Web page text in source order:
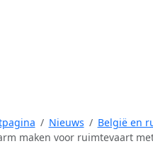
Nieuws
België en
maken voor ruimtevaart